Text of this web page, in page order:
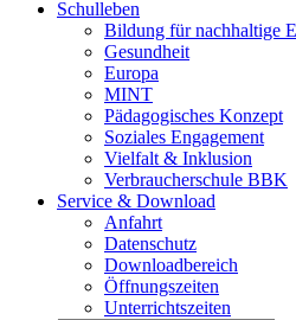
Schulleben
Bildung für nachhaltige
Gesundheit
Europa
MINT
Pädagogisches Konzept
Soziales Engagement
Vielfalt & Inklusion
Verbraucherschule BBK
Service & Download
Anfahrt
Datenschutz
Downloadbereich
Öffnungszeiten
Unterrichtszeiten